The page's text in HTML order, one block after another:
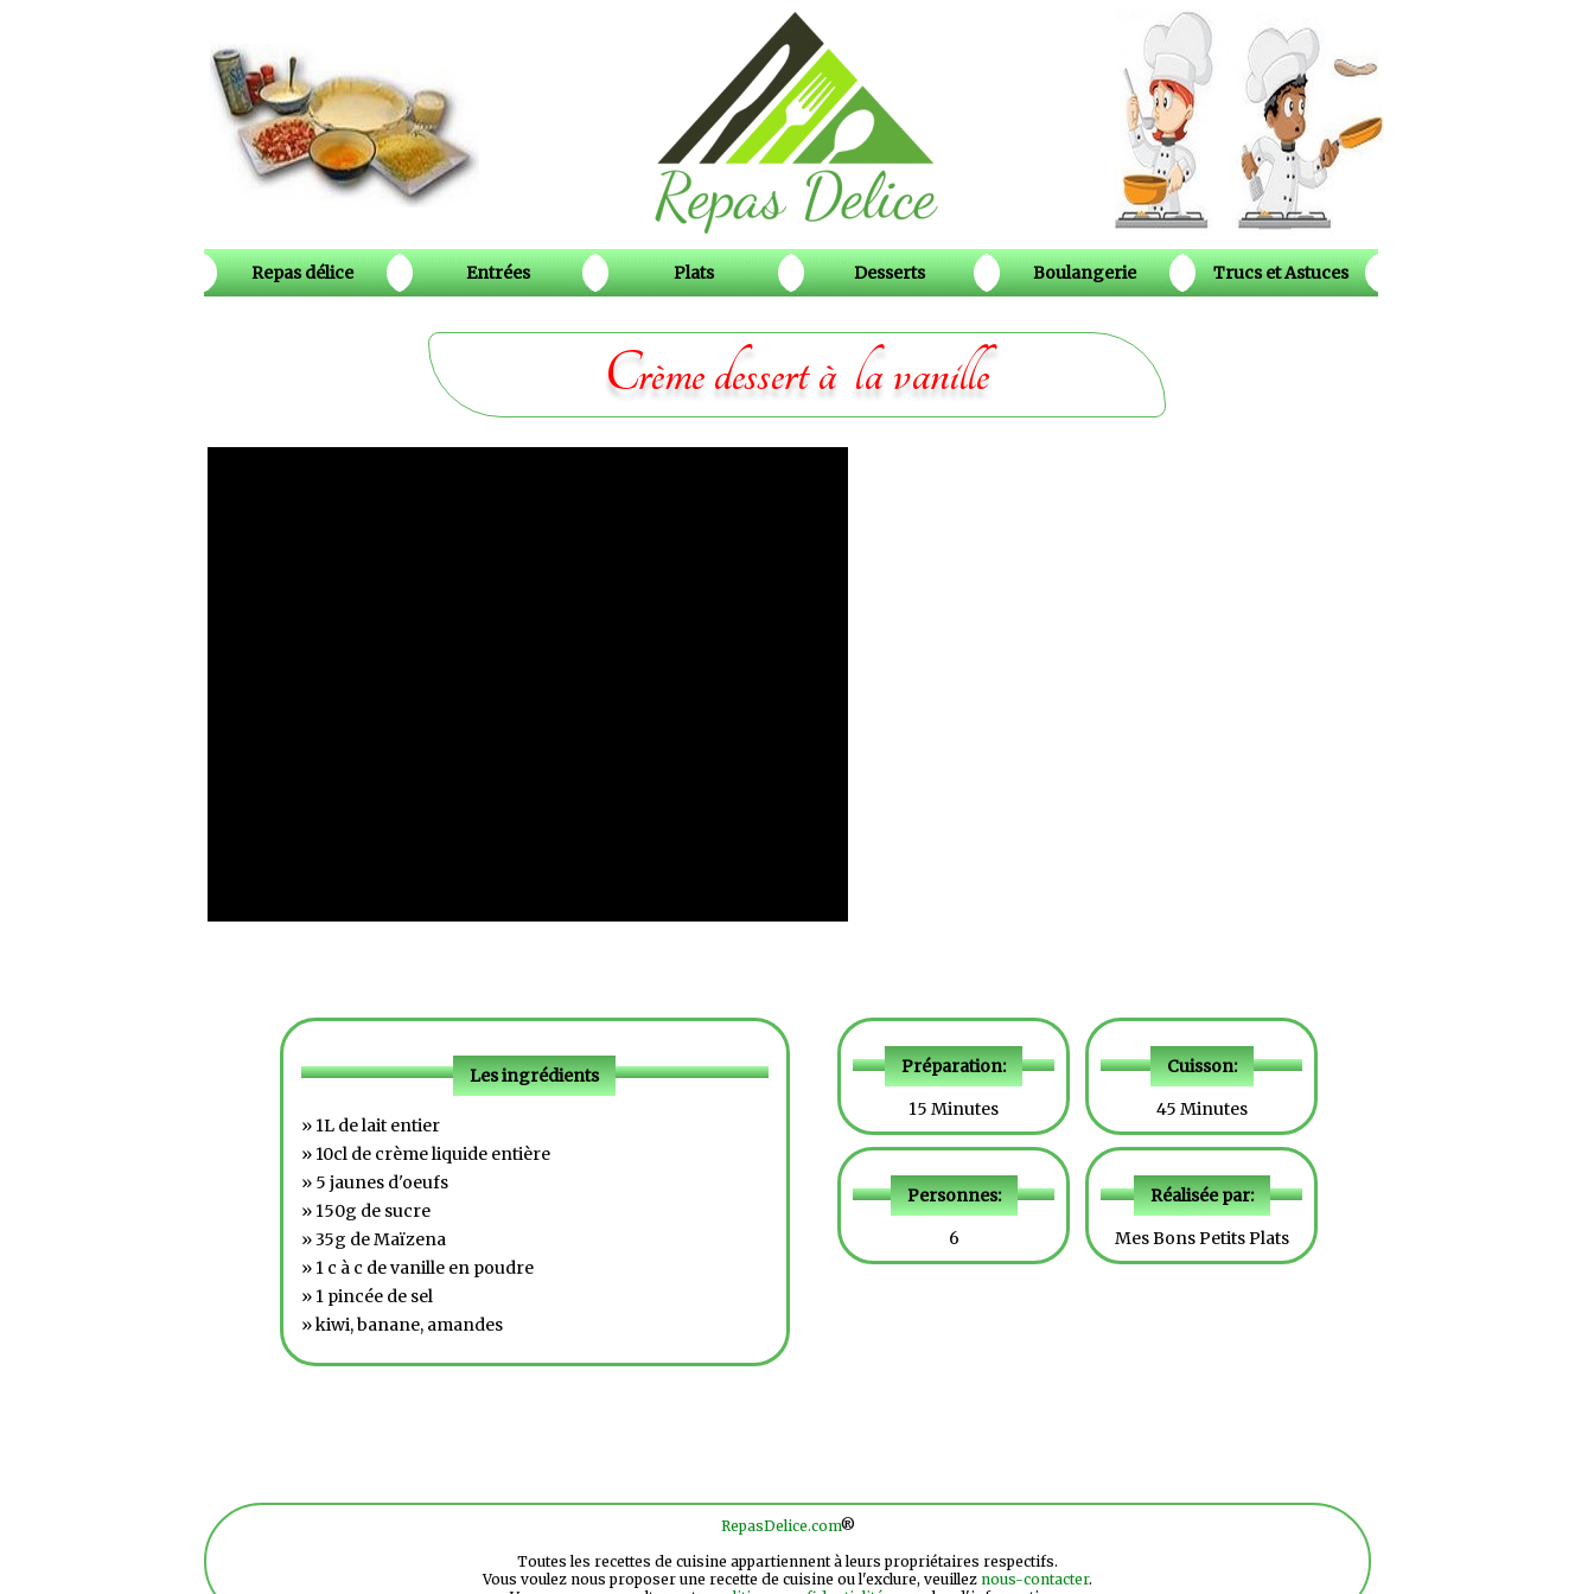
Repas délice Entrées Plats Desserts Boulangerie Trucs et Astuces
Crème dessert à la vanille
Les ingrédients
» 1L de lait entier
» 10cl de crème liquide entière
» 5 jaunes d'oeufs
» 150g de sucre
» 35g de Maïzena
» 1 c à c de vanille en poudre
» 1 pincée de sel
» kiwi, banane, amandes
Préparation:
15 Minutes
Cuisson:
45 Minutes
Personnes:
6
Réalisée par:
Mes Bons Petits Plats
RepasDelice.com®
Toutes les recettes de cuisine appartiennent à leurs propriétaires respectifs.
Vous voulez nous proposer une recette de cuisine ou l'exclure, veuillez nous-contacter.